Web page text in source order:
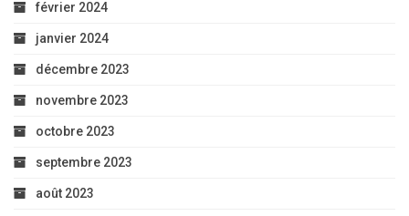
février 2024
janvier 2024
décembre 2023
novembre 2023
octobre 2023
septembre 2023
août 2023